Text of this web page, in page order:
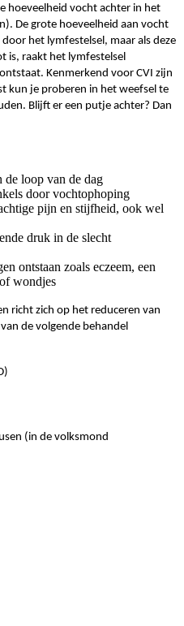
hoeveelheid vocht achter in het
De grote hoeveelheid aan vocht
het lymfestelsel, maar als deze
is, raakt het lymfestelsel
Kenmerkend voor CVI zijn
kun je proberen in het weefsel te
Blijft er een putje achter? Dan
de loop van de dag
door vochtophoping
pijn en stijfheid, ook wel
druk in de slecht
ontstaan zoals eczeem, een
wondjes
richt zich op het reduceren van
de volgende behandel
(in de volksmond